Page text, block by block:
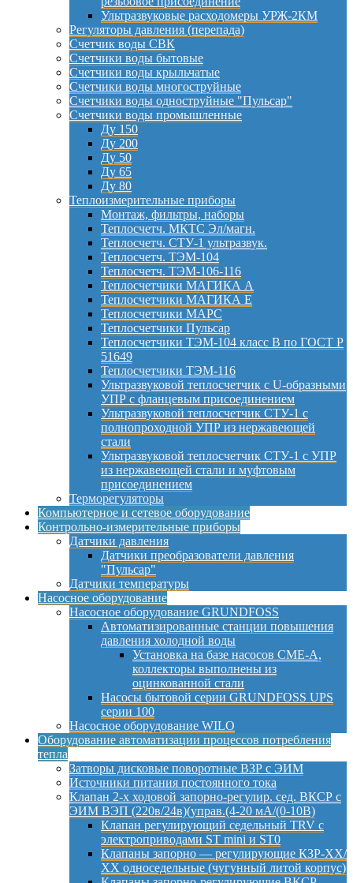
Ультразвуковые расходомеры УРЖ-2КМ
Регуляторы давления (перепада)
Счетчик воды СВК
Счетчики воды бытовые
Счетчики воды крыльчатые
Счетчики воды многоструйные
Счетчики воды одноструйные "Пульсар"
Счетчики воды промышленные
Ду 150
Ду 200
Ду 50
Ду 65
Ду 80
Теплоизмерительные приборы
Монтаж, фильтры, наборы
Теплосчетч. МКТС Эл/магн.
Теплосчетч. СТУ-1 ультразвук.
Теплосчетч. ТЭМ-104
Теплосчетч. ТЭМ-106-116
Теплосчетчики МАГИКА А
Теплосчетчики МАГИКА Е
Теплосчетчики МАРС
Теплосчетчики Пульсар
Теплосчетчики ТЭМ-104 класс B по ГОСТ Р
51649
Теплосчетчики ТЭМ-116
Ультразвуковой теплосчетчик с U-образными
УПР с фланцевым присоединением
Ультразвуковой теплосчетчик СТУ-1 с
полнопроходной УПР из нержавеющей
стали
Ультразвуковой теплосчетчик СТУ-1 с УПР
из нержавеющей стали и муфтовым
присоединением
Терморегуляторы
Компьютерное и сетевое оборудование
Контрольно-измерительные приборы
Датчики давления
Датчики преобразователи давления
"Пульсар"
Датчики температуры
Насосное оборудование
Насосное оборудование GRUNDFOSS
Автоматизированные станции повышения
давления холодной воды
Установка на базе насосов CME-A,
коллекторы выполнены из
оцинкованной стали
Насосы бытовой серии GRUNDFOSS UPS
серии 100
Насосное оборудование WILO
Оборудование автоматизации процессов потребления
тепла
Затворы дисковые поворотные ВЗР с ЭИМ
Источники питания постоянного тока
Клапан 2-х ходовой запорно-регулир. сед. ВКСР с
ЭИМ ВЭП (220в/24в)(управ.(4-20 мА/(0-10В)
Клапан регулирующий седельный TRV с
электроприводами ST mini и ST0
Клапаны запорно — регулирующие КЗР-ХХ/
ХХ односедельные (чугунный литой корпус)